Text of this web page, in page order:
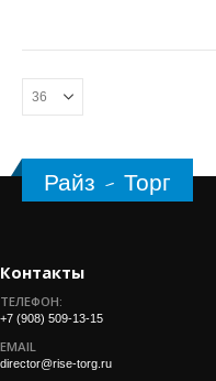
Райз - Торг
Контакты
ТЕЛЕФОН:
+7 (908) 509-13-15
EMAIL
director@rise-torg.ru